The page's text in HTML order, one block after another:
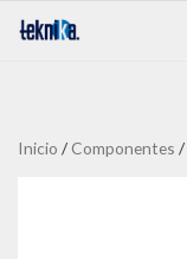
Inicio / Componentes /